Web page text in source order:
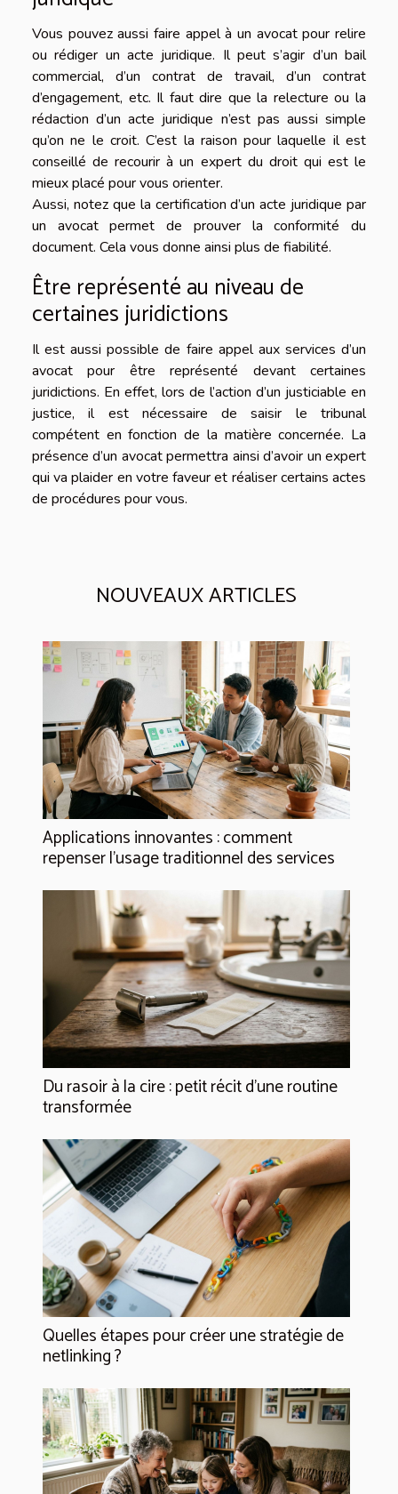
Vous pouvez aussi faire appel à un avocat pour relire
ou rédiger un acte juridique. Il peut s’agir d’un bail
commercial, d’un contrat de travail, d’un contrat
d’engagement, etc. Il faut dire que la relecture ou la
rédaction d’un acte juridique n’est pas aussi simple
qu’on ne le croit. C’est la raison pour laquelle il est
conseillé de recourir à un expert du droit qui est le
mieux placé pour vous orienter.
Aussi, notez que la certification d’un acte juridique par
un avocat permet de prouver la conformité du
document. Cela vous donne ainsi plus de fiabilité.
Être représenté au niveau de
certaines juridictions
Il est aussi possible de faire appel aux services d’un
avocat pour être représenté devant certaines
juridictions. En effet, lors de l’action d’un justiciable en
justice, il est nécessaire de saisir le tribunal
compétent en fonction de la matière concernée. La
présence d’un avocat permettra ainsi d’avoir un expert
qui va plaider en votre faveur et réaliser certains actes
de procédures pour vous.
NOUVEAUX ARTICLES
Applications innovantes : comment
repenser l’usage traditionnel des services
Du rasoir à la cire : petit récit d’une routine
transformée
Quelles étapes pour créer une stratégie de
netlinking ?